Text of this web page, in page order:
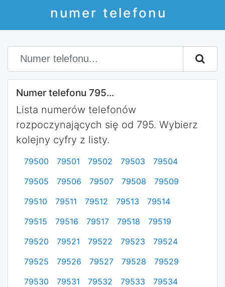
numer telefonu
Numer telefonu 795...
Lista numerów telefonów
rozpoczynających się od 795. Wybierz
kolejny cyfry z listy.
79500 79501 79502 79503
79504
79505
79506 79507 79508
79509
79510
79511 79512 79513
79514
79515
79516 79517 79518
79519
79520
79521 79522 79523
79524
79525
79526 79527 79528
79529
79530
79531 79532 79533
79534